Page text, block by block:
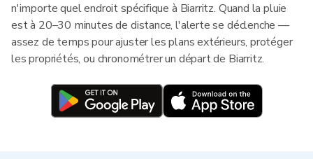
n'importe quel endroit spécifique à Biarritz. Quand la pluie
est à 20–30 minutes de distance, l'alerte se déclenche —
assez de temps pour ajuster les plans extérieurs, protéger
les propriétés, ou chronométrer un départ de Biarritz.